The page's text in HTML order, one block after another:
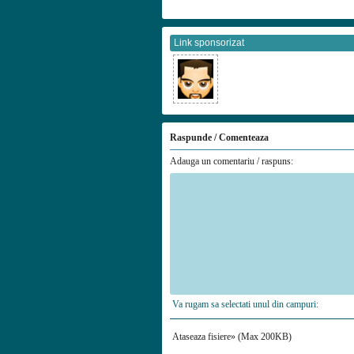
Link sponsorizat
Raspunde / Comenteaza
Adauga un comentariu / raspuns:
Va rugam sa selectati unul din campuri:
Ataseaza fisiere» (Max 200KB)